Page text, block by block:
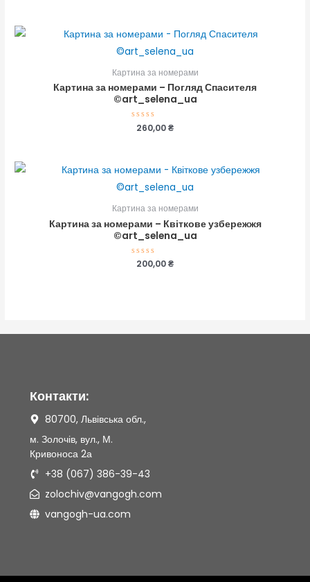
Картина за номерами
Картина за номерами – Погляд Спасителя
©art_selena_ua
Оцінено
260,00₴
Картина за номерами
Картина за номерами – Квіткове узбережжя
©art_selena_ua
Оцінено
200,00₴
Контакти:
80700, Львівська обл.,
м. Золочів, вул., М.
Кривоноса 2а
+38 (067) 386-39-43
zolochiv@vangogh.com
vangogh-ua.com